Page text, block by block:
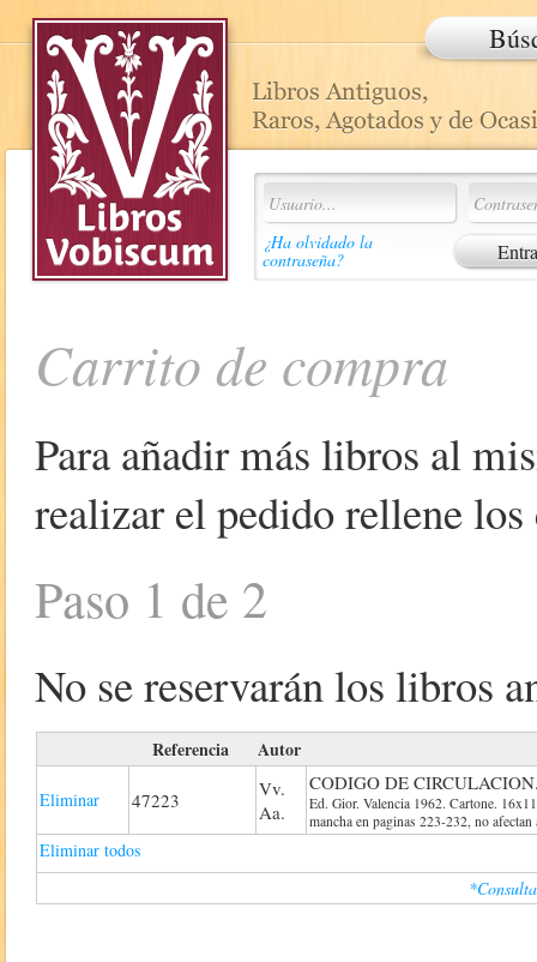
¿Ha olvidado la
contraseña?
Carrito de compra
Para añadir más libros al
realizar el pedido rellene
Paso 1 de 2
No se reservarán los libros
Referencia Autor
Eliminar 47223
Vv.
Aa.
CODIGO DE
Ed. Gior. Valencia 1962. Cartone.
mancha en paginas 223-232, no
Eliminar todos